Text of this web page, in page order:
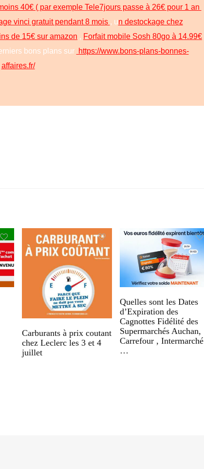
40€ ( par exemple Tele7jours passe à 26€ pour 1 an
vinci gratuit pendant 8 mois , un destockage chez
de 15€ sur amazon , Forfait mobile Sosh 80go à 14.99€
bons plans sur https://www.bons-plans-bonnes-
affaires.fr/
Carburants à prix coutant
chez Leclerc les 3 et 4
juillet
Quelles sont les Dates
d’Expiration des
Cagnottes Fidélité des
Supermarchés Auchan,
Carrefour , Intermarché
…